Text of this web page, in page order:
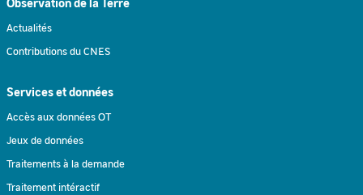
Actualités
Contributions du CNES
Services et données
Accès aux données OT
Jeux de données
Traitements à la demande
Traitement intéractif